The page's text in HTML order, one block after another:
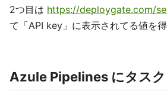
2つ目は https://deploygate.com/
て「API key」に表示されてる値を得
Azule Pipelines にタス